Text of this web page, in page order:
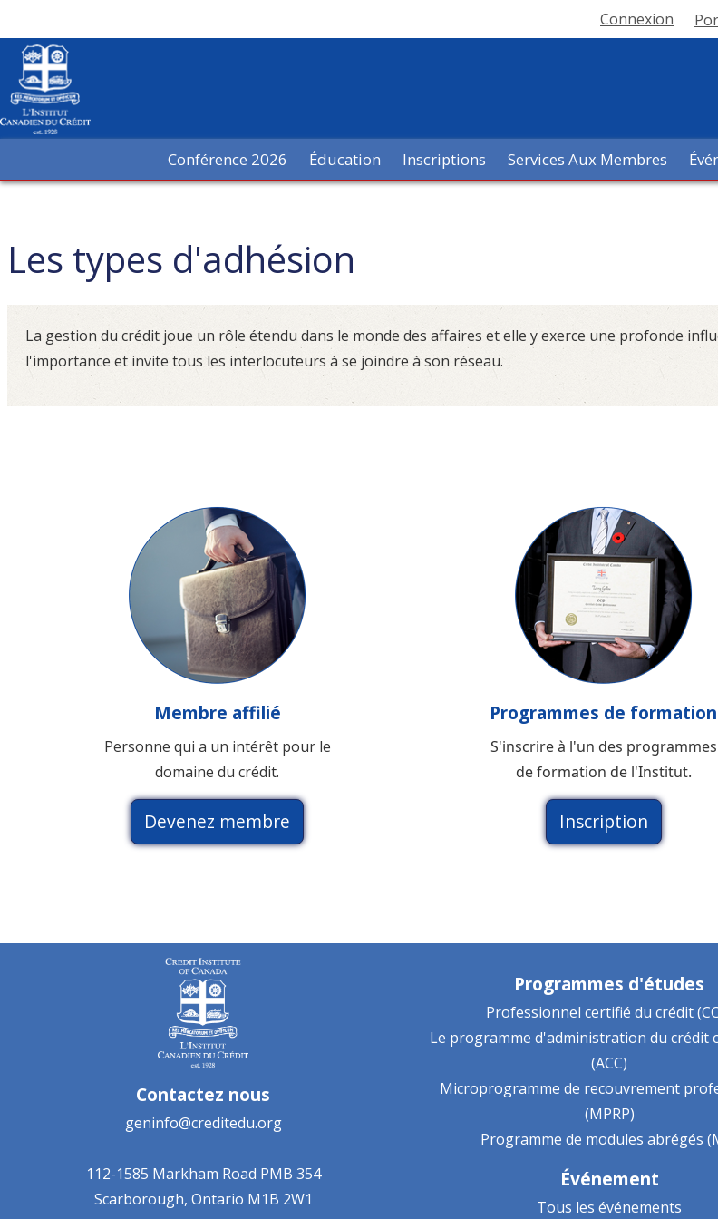
Connexion
Conférence 2026 Éducation Inscriptions Services Aux Membres
Les types d'adhésion
La gestion du crédit joue un rôle étendu dans le monde des affaires et elle y exerce une profonde
l'importance et invite tous les interlocuteurs à se joindre à son réseau.
Membre affilié
Personne qui a un intérêt pour le
domaine du crédit.
Devenez membre
Programmes de formation
S'inscrire à l'un des programmes
de formation de l'Institut.
Inscription
Contactez nous
geninfo@creditedu.org
112-1585 Markham Road PMB 354
Scarborough, Ontario M1B 2W1
Programmes d'études
Professionnel certifié du crédit
Le programme d'administration du crédit
(ACC)
Microprogramme de recouvrement
(MPRP)
Programme de modules abrégés
Événement
Tous les événements